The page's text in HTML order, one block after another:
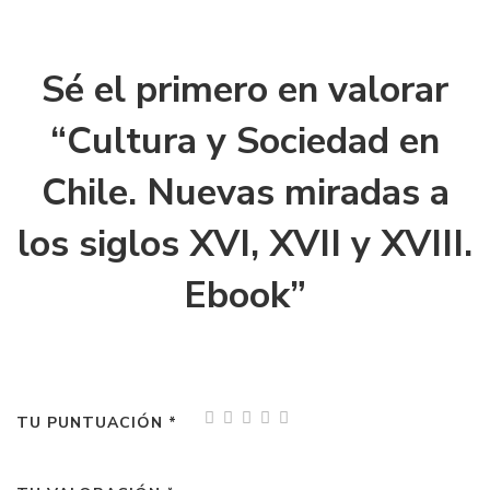
Sé el primero en valorar
“Cultura y Sociedad en
Chile. Nuevas miradas a
los siglos XVI, XVII y XVIII.
Ebook”
TU PUNTUACIÓN *